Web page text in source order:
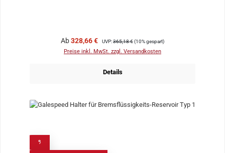
Verkaufspreis:
Ab328,66 € Regulärer Preis:
UVP:365,18 €(10% gespart)
Preise inkl. MwSt. zzgl. Versandkosten
Details